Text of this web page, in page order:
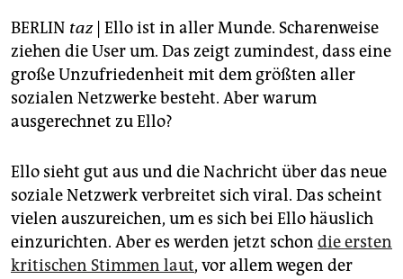
abo
genossenschaft
epaper login
BERLIN taz| Ello ist in aller Munde. Scharenweise
ziehen die User um. Das zeigt zumindest, dass eine
große Unzufriedenheit mit dem größten aller
sozialen Netzwerke besteht. Aber warum
ausgerechnet zu Ello?
Ello sieht gut aus und die Nachricht über das neue
soziale Netzwerk verbreitet sich viral. Das scheint
vielen auszureichen, um es sich bei Ello häuslich
einzurichten. Aber es werden jetzt schon die ersten
kritischen Stimmen laut, vor allem wegen der